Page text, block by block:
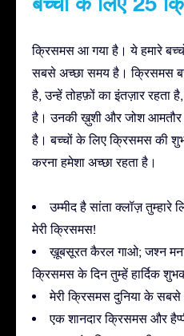
क्रिसमस आ गया है। ये हमारे
सबसे अच्छा समय है। क्रिसमस
है, उन्हें तोहफ़ों का इंतज़ार रहता
है। उनकी ख़ुशी और जोश आमतौर
है। बच्चों के लिए क्रिसमस की
करना हमेशा अच्छा रहता है।
उम्मीद है सांता क्लॉज़
मेरी क्रिसमस!
ख़ूबसूरत कैरल गाओ; जश्न
क्रिसमस के दिन तुम्हें हार्दिक
मेरी क्रिसमस दुनिया के
एक शानदार क्रिसमस और